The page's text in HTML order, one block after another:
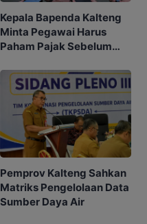
Kepala Bapenda Kalteng
Minta Pegawai Harus
Paham Pajak Sebelum
Pemprov Kalteng Sahkan
Matriks Pengelolaan Data
Sumber Daya Air